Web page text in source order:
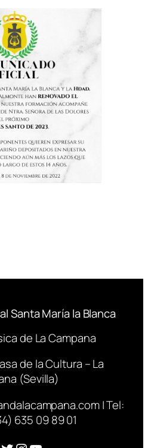
Santa María la Blanca
de La Campana
de la Cultura – La
(Sevilla)
| Tel:
635 09 89 01